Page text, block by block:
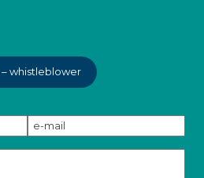
whistleblower